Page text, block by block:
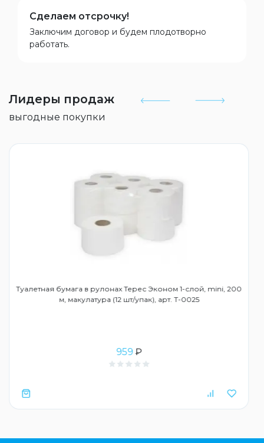
Сделаем отсрочку!
Заключим договор и будем плодотворно
работать.
Лидеры продаж
выгодные покупки
Туалетная бумага в рулонах Терес Эконом 1-слой, mini, 200
м, макулатура (12 шт/упак), арт. Т-0025
959₽